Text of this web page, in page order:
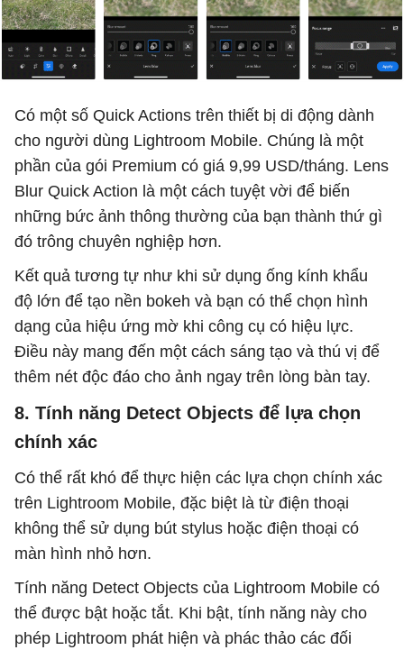
Có một số Quick Actions trên thiết bị di động dành
cho người dùng Lightroom Mobile. Chúng là một
phần của gói Premium có giá 9,99 USD/tháng. Lens
Blur Quick Action là một cách tuyệt vời để biến
những bức ảnh thông thường của bạn thành thứ gì
đó trông chuyên nghiệp hơn.
Kết quả tương tự như khi sử dụng ống kính khẩu
độ lớn để tạo nền bokeh và bạn có thể chọn hình
dạng của hiệu ứng mờ khi công cụ có hiệu lực.
Điều này mang đến một cách sáng tạo và thú vị để
thêm nét độc đáo cho ảnh ngay trên lòng bàn tay.
8. Tính năng Detect Objects để lựa chọn
chính xác
Có thể rất khó để thực hiện các lựa chọn chính xác
trên Lightroom Mobile, đặc biệt là từ điện thoại
không thể sử dụng bút stylus hoặc điện thoại có
màn hình nhỏ hơn.
Tính năng Detect Objects của Lightroom Mobile có
thể được bật hoặc tắt. Khi bật, tính năng này cho
phép Lightroom phát hiện và phác thảo các đối